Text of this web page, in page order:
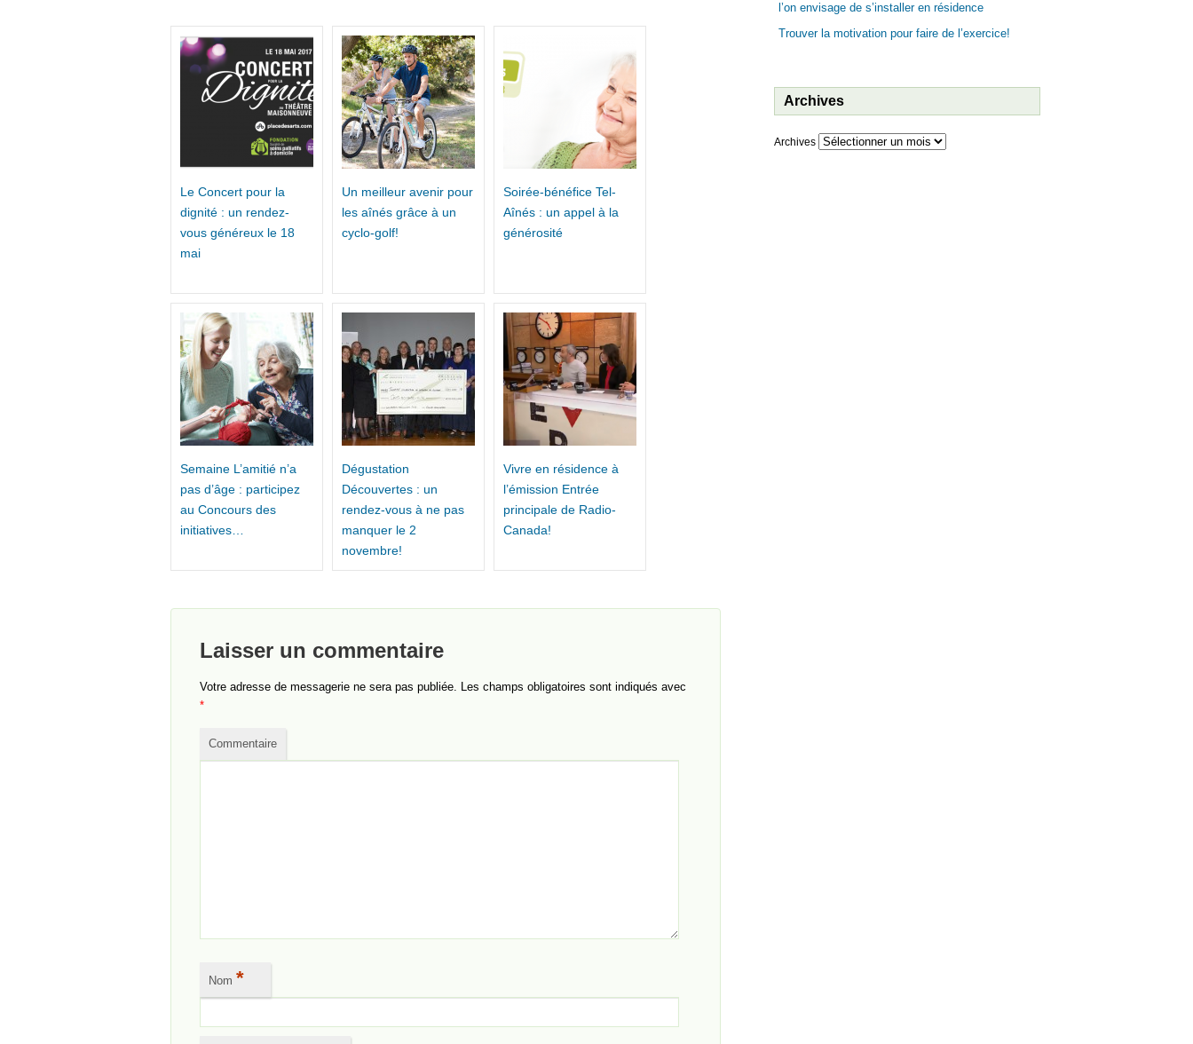
Le Concert pour la
dignité : un rendez-
vous généreux le 18
mai
Un meilleur avenir pour
les aînés grâce à un
cyclo-golf!
Soirée-bénéfice Tel-
Aînés : un appel à la
générosité
Semaine L’amitié n’a
pas d’âge : participez
au Concours des
initiatives…
Dégustation
Découvertes : un
rendez-vous à ne pas
manquer le 2
novembre!
Vivre en résidence à
l’émission Entrée
principale de Radio-
Canada!
Laisser un commentaire
Votre adresse de messagerie ne sera pas publiée. Les champs obligatoires sont indiqués avec
*
Commentaire
Nom *
l’on envisage de s’installer en résidence
Trouver la motivation pour faire de l’exercice!
Archives
Archives